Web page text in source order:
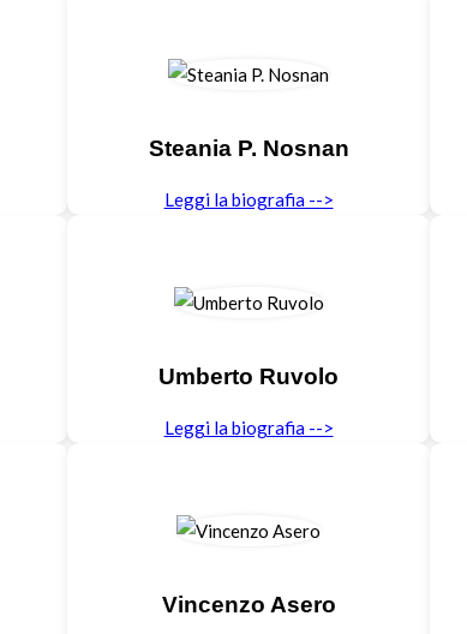
Steania P. Nosnan
Leggi la biografia -->
Umberto Ruvolo
Leggi la biografia -->
Vincenzo Asero